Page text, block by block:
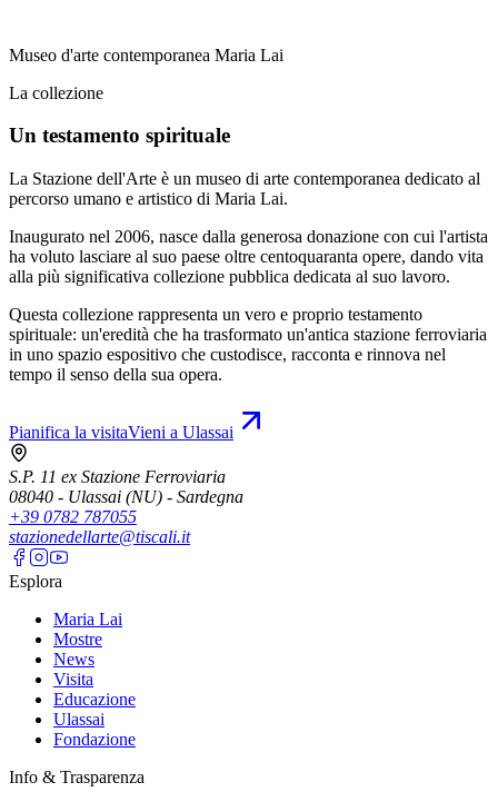
Museo d'arte contemporanea Maria Lai
La collezione
Un testamento spirituale
La Stazione dell'Arte è un museo di arte contemporanea dedicato al
percorso umano e artistico di Maria Lai.
Inaugurato nel 2006, nasce dalla generosa donazione con cui l'artista
ha voluto lasciare al suo paese oltre centoquaranta opere, dando vita
alla più significativa collezione pubblica dedicata al suo lavoro.
Questa collezione rappresenta un vero e proprio testamento
spirituale: un'eredità che ha trasformato un'antica stazione ferroviaria
in uno spazio espositivo che custodisce, racconta e rinnova nel
tempo il senso della sua opera.
Pianifica la visitaVieni a Ulassai
S.P. 11 ex Stazione Ferroviaria
08040 - Ulassai (NU) - Sardegna
+39 0782 787055
stazionedellarte@tiscali.it
Esplora
Maria Lai
Mostre
News
Visita
Educazione
Ulassai
Fondazione
Info & Trasparenza